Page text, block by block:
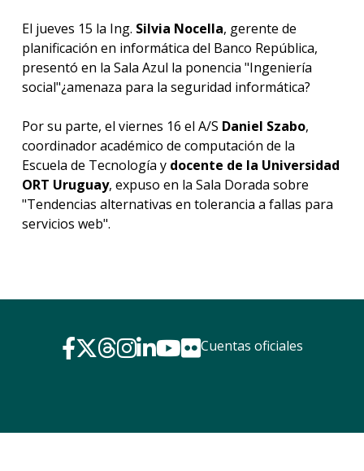
El jueves 15 la Ing. Silvia Nocella, gerente de
planificación en informática del Banco República,
presentó en la Sala Azul la ponencia "Ingeniería
social"¿amenaza para la seguridad informática?
Por su parte, el viernes 16 el A/S Daniel Szabo,
coordinador académico de computación de la
Escuela de Tecnología y docente de la Universidad
ORT Uruguay, expuso en la Sala Dorada sobre
"Tendencias alternativas en tolerancia a fallas para
servicios web".
Cuentas oficiales